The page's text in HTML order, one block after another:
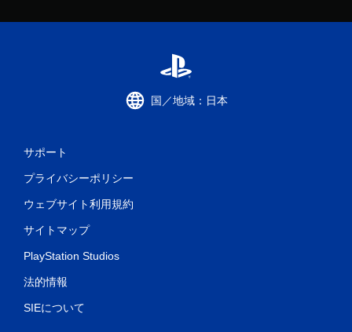
国／地域：日本
サポート
プライバシーポリシー
ウェブサイト利用規約
サイトマップ
PlayStation Studios
法的情報
SIEについて